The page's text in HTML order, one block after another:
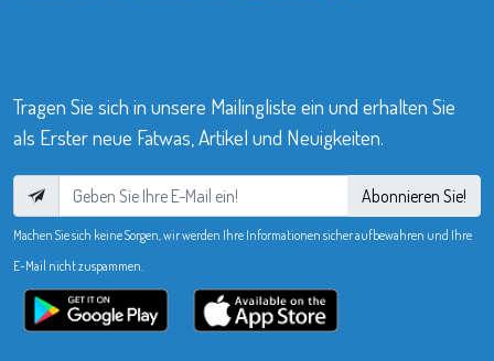
Tragen Sie sich in unsere Mailingliste ein und erhalten Sie
als Erster neue Fatwas, Artikel und Neuigkeiten.
Abonnieren Sie!
Machen Sie sich keine Sorgen, wir werden Ihre Informationen sicher aufbewahren und Ihre
E-Mail nicht zuspammen.